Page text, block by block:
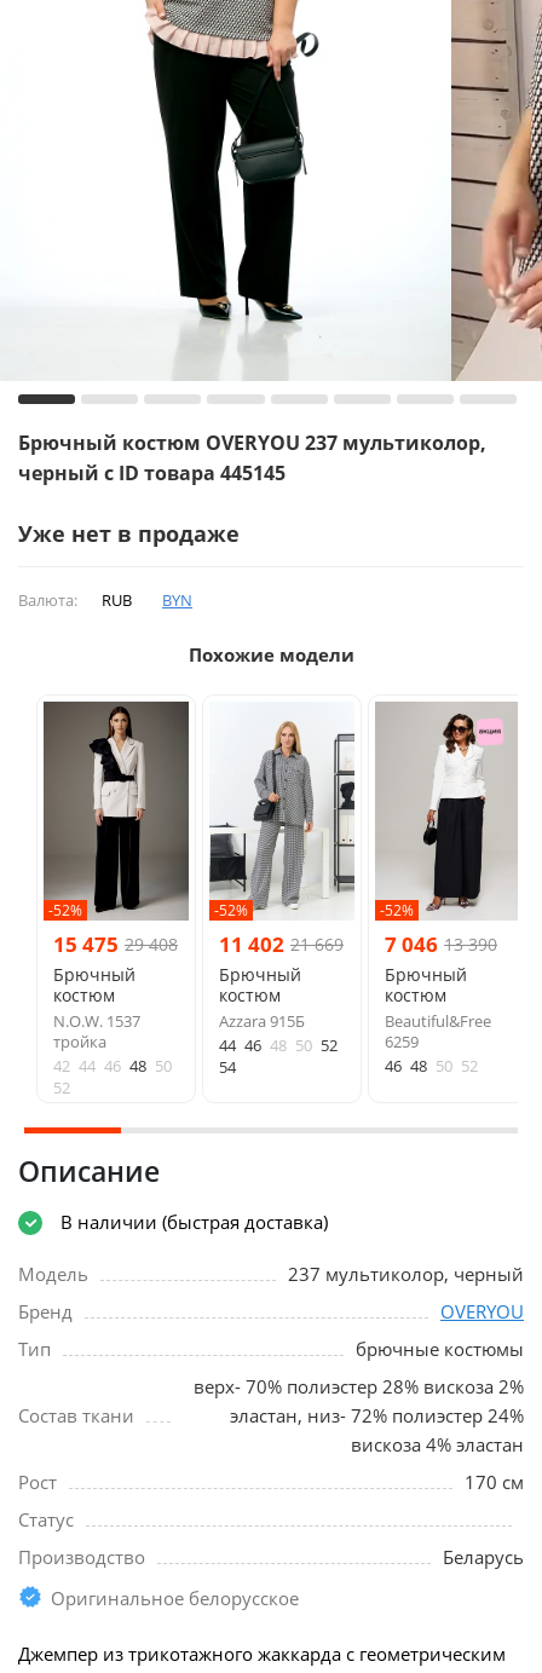
Брючный костюм OVERYOU 237 мультиколор,
черный с ID товара 445145
Уже нет в продаже
Валюта: RUB BYN
Похожие модели
-52%
15 475 29 408
Брючный
костюм
N.O.W. 1537
тройка
42 44 46 48 50
52
-52%
11 402 21 669
Брючный
костюм
Azzara 915Б
44 46 48 50 52
54
-52%
7 046 13 390
Брючный
костюм
Beautiful&Free
6259
46 48 50 52
Описание
В наличии (быстрая доставка)
Модель
237 мультиколор, черный
Бренд
OVERYOU
Тип
брючные костюмы
Состав ткани
верх- 70% полиэстер 28% вискоза 2%
эластан, низ- 72% полиэстер 24%
вискоза 4% эластан
Рост
170 см
Статус
Производство
Беларусь
Оригинальное белорусское
Джемпер из трикотажного жаккарда с геометрическим